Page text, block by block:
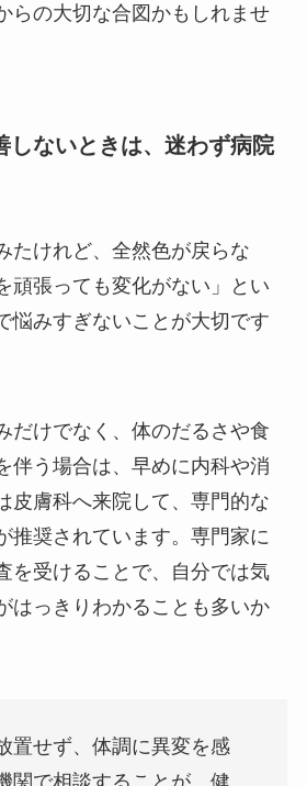
らの大切な合図かもしれませ
しないときは、迷わず病院
たけれど、全然色が戻らな
頑張っても変化がない」とい
悩みすぎないことが大切です
だけでなく、体のだるさや食
伴う場合は、早めに内科や消
皮膚科へ来院して、専門的な
推奨されています。専門家に
を受けることで、自分では気
はっきりわかることも多いか
置せず、体調に異変を感
関で相談することが、健